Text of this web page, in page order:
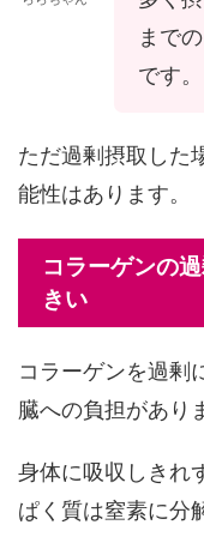
まで
です。
ただ過剰摂取した
能性はあります。
コラーゲンの
きい
コラーゲンを過剰
臓への負担があり
身体に吸収しきれ
ぱく質は窒素に分